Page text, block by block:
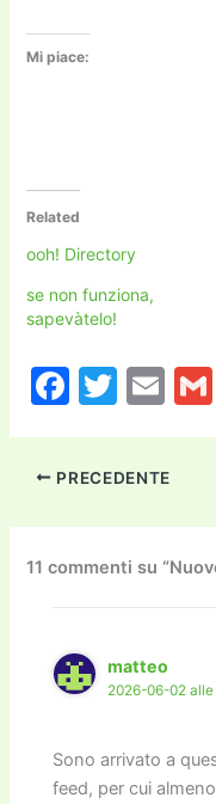
Mi piace:
Related
ooh! Directory
se non funziona,
sapevàtelo!
F
c
e
b
o
o
k
T
itt
er
E
ai
l
PRECEDENTE
11 commenti su
matteo
2026-06-02
Sono arrivato a
feed, per cui